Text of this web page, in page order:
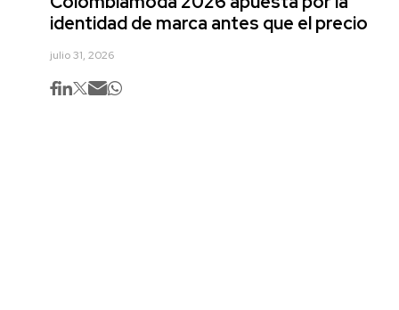
identidad de marca antes que el precio
julio 31, 2026